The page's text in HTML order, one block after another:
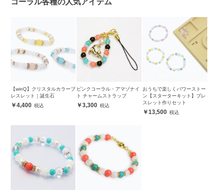
コーラル各種の人気アイテム
【winQ】クリスタルカラーブ
レスレット｜誕生石
4,400
ピンクコーラル・アマゾナイ
ト チャームストラップ
3,300
おうちで楽しくパワーストー
ン【スターターキット】ブレ
スレット作りセット
13,500